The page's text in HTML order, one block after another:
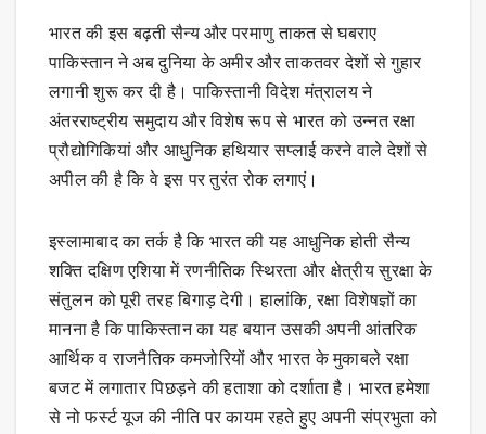
भारत की इस बढ़ती सैन्य और परमाणु ताकत से घबराए
पाकिस्तान ने अब दुनिया के अमीर और ताकतवर देशों से गुहार
लगानी शुरू कर दी है। पाकिस्तानी विदेश मंत्रालय ने
अंतरराष्ट्रीय समुदाय और विशेष रूप से भारत को उन्नत रक्षा
प्रौद्योगिकियां और आधुनिक हथियार सप्लाई करने वाले देशों से
अपील की है कि वे इस पर तुरंत रोक लगाएं।
इस्लामाबाद का तर्क है कि भारत की यह आधुनिक होती सैन्य
शक्ति दक्षिण एशिया में रणनीतिक स्थिरता और क्षेत्रीय सुरक्षा के
संतुलन को पूरी तरह बिगाड़ देगी। हालांकि, रक्षा विशेषज्ञों का
मानना है कि पाकिस्तान का यह बयान उसकी अपनी आंतरिक
आर्थिक व राजनैतिक कमजोरियों और भारत के मुकाबले रक्षा
बजट में लगातार पिछड़ने की हताशा को दर्शाता है। भारत हमेशा
से नो फर्स्ट यूज की नीति पर कायम रहते हुए अपनी संप्रभुता को